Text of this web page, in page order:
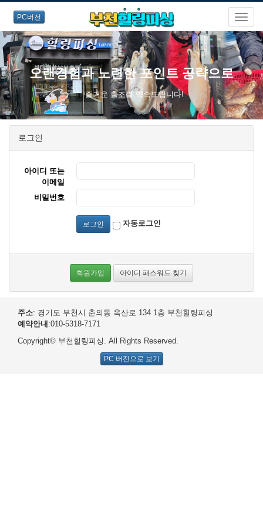
PC버전
오랜경험과 노련한 포인트 공략으로
즐거운 출조를 약속드립니다!
로그인
아이디 또는
이메일
비밀번호
로그인 자동로그인
회원가입 아이디 패스워드 찾기
주소: 경기도 부천시 춘의동 옥산로 134 1층 부천힐링피싱
예약안내 :010-5318-7171
Copyright© 부천힐링피싱. All Rights Reserved.
PC 버전으로 보기